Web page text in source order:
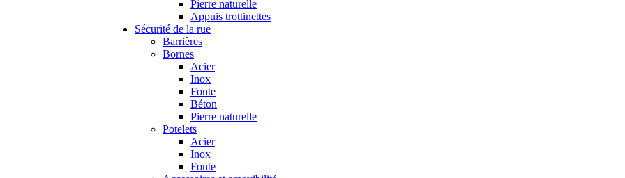
Pierre naturelle
Appuis trottinettes
Sécurité de la rue
Barrières
Bornes
Acier
Inox
Fonte
Béton
Pierre naturelle
Potelets
Acier
Inox
Fonte